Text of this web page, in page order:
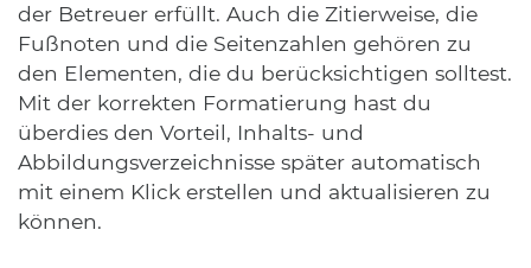
der Betreuer erfüllt. Auch die Zitierweise, die
Fußnoten und die Seitenzahlen gehören zu
den Elementen, die du berücksichtigen solltest.
Mit der korrekten Formatierung hast du
überdies den Vorteil, Inhalts- und
Abbildungsverzeichnisse später automatisch
mit einem Klick erstellen und aktualisieren zu
können.